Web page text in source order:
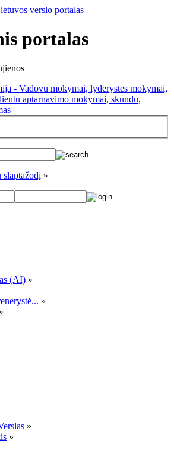
portalas
slaptažodį »
(AI) »
»
»
»
»